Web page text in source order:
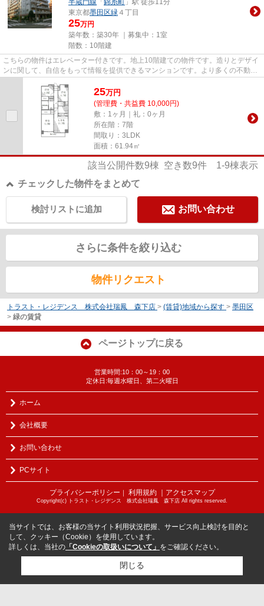
半蔵門線 「 錦糸町 」駅 徒歩11分
東京都墨田区緑 ４丁目
25万円
築年数：築30年 ｜募集中： 1室
階数：10階建
こちらの物件はエレベーター付きです。地上10階建ての物件です。造りとデザイ
ンに関して、自信をもって情報を提供できるマンションです。より多くの不動産
25万円
(管理費・共益費 10,000円)
敷：1ヶ月｜礼：0ヶ月
所在階：7階
間取り：3LDK
面積：61.94㎡
該当公開件数9棟 空き数9件 1-9棟表示
チェックした物件をまとめて
お問い合わせ
検討リストに追加
さらに条件を絞り込む
物件リクエスト
トラスト・レジデンス 株式会社瑞鳳 森下店 > (賃貸)地域から探す > 墨田区
> 緑の賃貸
ページトップに戻る
営業時間:10：00～19：00
定休日:毎週水曜日、第二火曜日
ホーム
会社概要
お問い合わせ
PCサイト
プライバシーポリシー ｜ 利用規約 ｜アクセスマップ
Copyright(c) トラスト・レジデンス 株式会社瑞鳳 森下店 All rights reserved.
当サイトでは、お客様の当サイト利用状況把握、サービス向上検討を目的と
して、クッキー（Cookie）を使用しています。
詳しくは、当社の 「Cookieの取扱いについて」 をご確認ください。
閉じる